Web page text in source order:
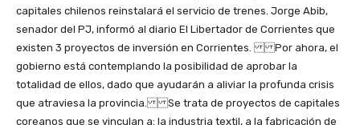
capitales chilenos reinstalará el servicio de trenes. Jorge Abib,
senador del PJ, informó al diario El Libertador de Corrientes que
existen 3 proyectos de inversión en Corrientes. Por ahora, el
gobierno está contemplando la posibilidad de aprobar la
totalidad de ellos, dado que ayudarán a aliviar la profunda crisis
que atraviesa la provincia. Se trata de proyectos de capitales
coreanos que se vinculan a: la industria textil, a la fabricación de